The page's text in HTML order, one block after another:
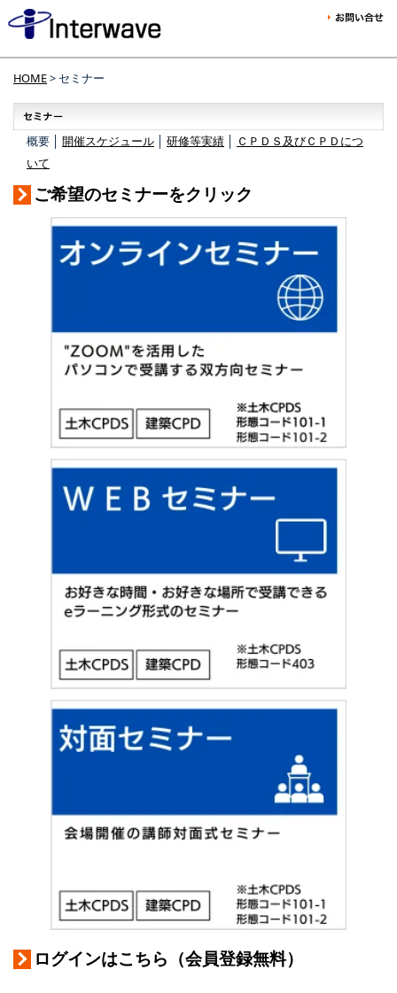
HOME> セミナー
概要 │ 開催スケジュール 研修等実績
ＣＰＤＳ及びＣＰＤにつ
いて
ご希望のセミナーをクリック
ログインはこちら（会員登録無料）